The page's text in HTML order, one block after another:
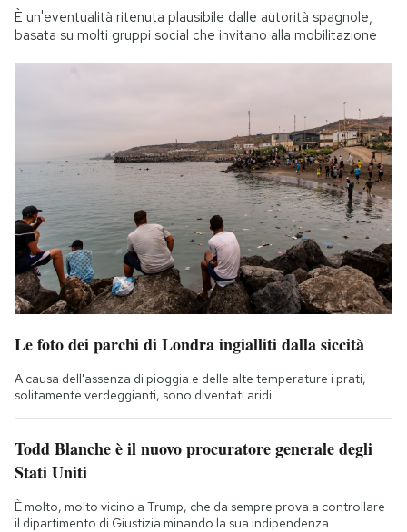
È un'eventualità ritenuta plausibile dalle autorità spagnole,
basata su molti gruppi social che invitano alla mobilitazione
Le foto dei parchi di Londra ingialliti dalla siccità
A causa dell'assenza di pioggia e delle alte temperature i prati,
solitamente verdeggianti, sono diventati aridi
Todd Blanche è il nuovo procuratore generale degli
Stati Uniti
È molto, molto vicino a Trump, che da sempre prova a controllare
il dipartimento di Giustizia minando la sua indipendenza